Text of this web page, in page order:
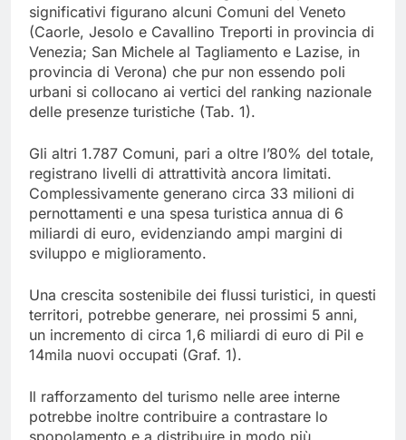
significativi figurano alcuni Comuni del Veneto
(Caorle, Jesolo e Cavallino Treporti in provincia di
Venezia; San Michele al Tagliamento e Lazise, in
provincia di Verona) che pur non essendo poli
urbani si collocano ai vertici del ranking nazionale
delle presenze turistiche (Tab. 1).
Gli altri 1.787 Comuni, pari a oltre l’80% del totale,
registrano livelli di attrattività ancora limitati.
Complessivamente generano circa 33 milioni di
pernottamenti e una spesa turistica annua di 6
miliardi di euro, evidenziando ampi margini di
sviluppo e miglioramento.
Una crescita sostenibile dei flussi turistici, in questi
territori, potrebbe generare, nei prossimi 5 anni,
un incremento di circa 1,6 miliardi di euro di Pil e
14mila nuovi occupati (Graf. 1).
Il rafforzamento del turismo nelle aree interne
potrebbe inoltre contribuire a contrastare lo